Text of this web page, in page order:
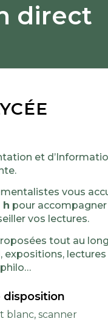
direct
et
vous
h pour
vos lectures.
tout au long
expositions,
philo…
disposition
blanc, scanner